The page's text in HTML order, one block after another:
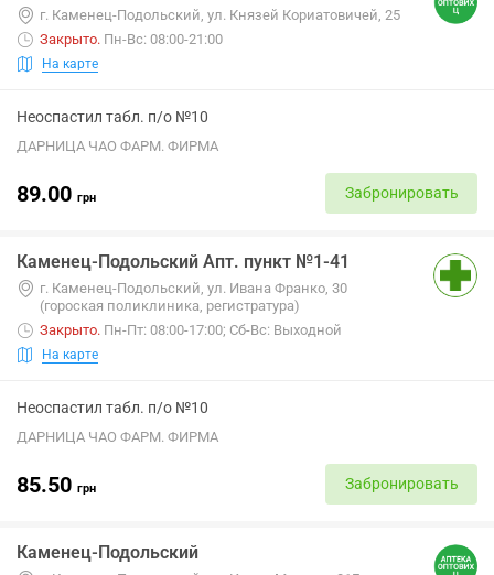
г. Каменец-Подольский, ул. Князей Кориатовичей, 25
Закрыто. Пн-Вс: 08:00-21:00
На карте
Неоспастил табл. п/о №10
ДАРНИЦА ЧАО ФАРМ. ФИРМА
89.00 грн Забронировать
Каменец-Подольский Апт. пункт №1-41
г. Каменец-Подольский, ул. Ивана Франко, 30
(гороская поликлиника, регистратура)
Закрыто. Пн-Пт: 08:00-17:00; Сб-Вс: Выходной
На карте
Неоспастил табл. п/о №10
ДАРНИЦА ЧАО ФАРМ. ФИРМА
85.50 грн Забронировать
Каменец-Подольский